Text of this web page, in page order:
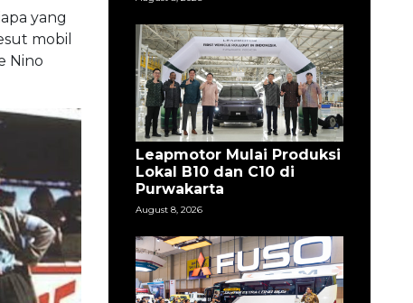
yang
mobil
Nino
Leapmotor Mulai Produksi
Lokal B10 dan C10 di
Purwakarta
August 8, 2026